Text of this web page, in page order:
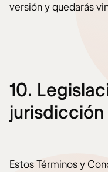
versión y quedarás
10.
jurisdicción
Estos Términos y